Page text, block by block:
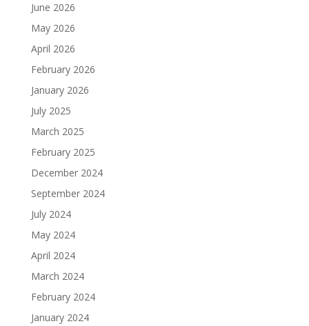
June 2026
May 2026
April 2026
February 2026
January 2026
July 2025
March 2025
February 2025
December 2024
September 2024
July 2024
May 2024
April 2024
March 2024
February 2024
January 2024